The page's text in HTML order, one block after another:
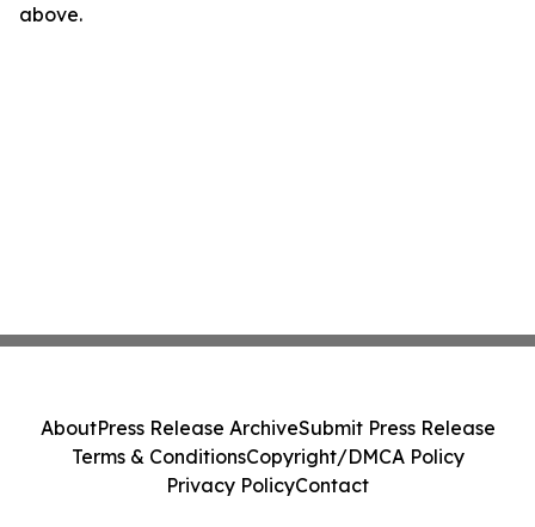
above.
AboutPress Release ArchiveSubmit Press Release
Terms & ConditionsCopyright/DMCA Policy
Privacy PolicyContact